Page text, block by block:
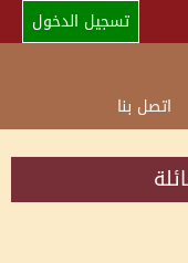
تسجيل الدخول
اتصل بنا